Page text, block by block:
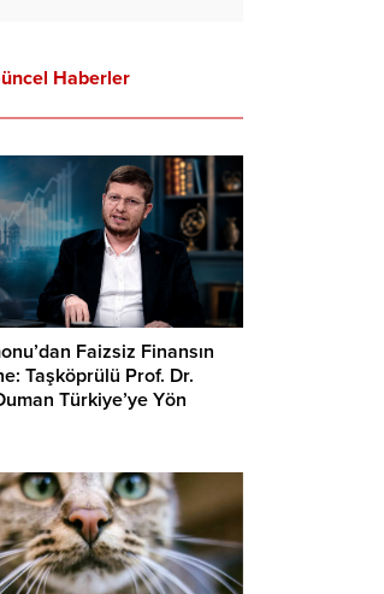
Haberler
Faizsiz Finansın
Taşköprülü Prof. Dr.
Türkiye’ye Yön